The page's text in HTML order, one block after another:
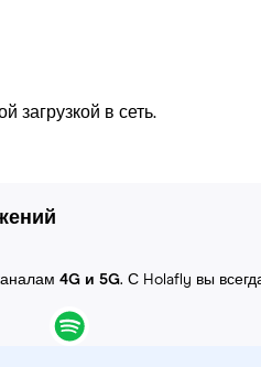
загрузкой в сеть.
4G и 5G. С Holafly вы